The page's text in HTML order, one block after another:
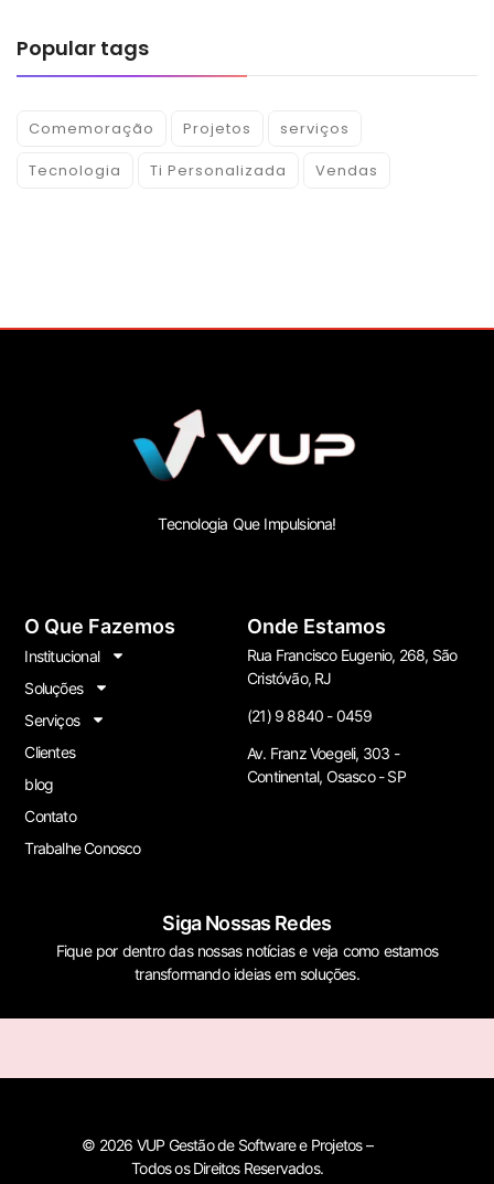
Popular tags
Comemoração Projetos
serviços
Tecnologia
Ti Personalizada Vendas
Tecnologia Que Impulsiona!
O Que Fazemos
Institucional
Soluções
Serviços
Clientes
blog
Contato
Trabalhe Conosco
Onde Estamos
Rua Francisco Eugenio, 268, São
Cristóvão, RJ
(21) 9 8840 - 0459
Av. Franz Voegeli, 303 -
Continental, Osasco - SP
Siga Nossas Redes
Fique por dentro das nossas notícias e veja como estamos
transformando ideias em soluções.
© 2026 VUP Gestão de Software e Projetos –
Todos os Direitos Reservados.